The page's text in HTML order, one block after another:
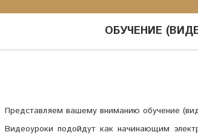
ОБУЧЕНИЕ
Представляем вашему вниманию обучение
Видеоуроки подойдут как начинающим